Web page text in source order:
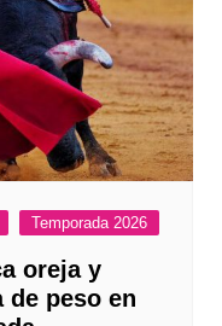
Temporada 2026
oreja y
de peso en